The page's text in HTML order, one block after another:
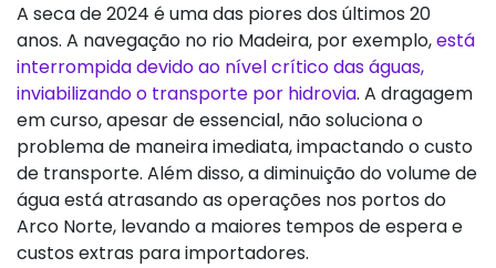
A seca de 2024 é uma das piores dos últimos 20
anos. A navegação no rio Madeira, por exemplo,está
interrompida devido ao nível crítico das águas,
inviabilizando o transporte por hidrovia. A dragagem
em curso, apesar de essencial, não soluciona o
problema de maneira imediata, impactando o custo
de transporte. Além disso, a diminuição do volume de
água está atrasando as operações nos portos do
Arco Norte, levando a maiores tempos de espera e
custos extras para importadores.